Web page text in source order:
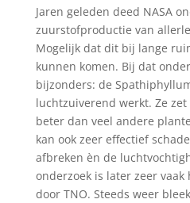
Jaren geleden deed NASA
zuurstofproductie van
Mogelijk dat dit bij lange
kunnen komen. Bij dat
bijzonders: de
luchtzuiverend werkt. Ze
beter dan veel andere
kan ook zeer effectief
afbreken èn de
onderzoek is later zeer
door TNO. Steeds weer